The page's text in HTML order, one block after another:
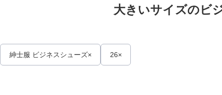
大きいサイズのビ
紳士服 ビジネスシューズ 26